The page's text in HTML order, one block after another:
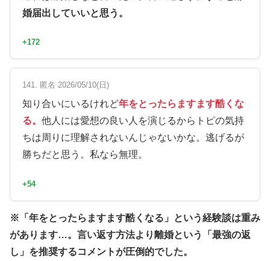
婚届出していいと思う。
+172
141. 匿名 2026/05/10(日)
知り合いにいるけれど年をとったらますます酷くな
る。 他人には愛想の良い人を演じるからトピの気持
ちは周りに理解されないんじゃないかな。逃げるが
勝ちだと思う。私なら無理。
+54
※「年をとったらますます酷くなる」という経験談は重み
があります…。言い返す方法より離婚という「最強の返
し」を推奨するコメントが圧倒的でした。